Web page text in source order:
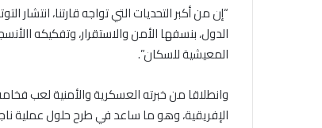
“إن من أكبر التحديات التي تواجه قارتنا، انتشار
الدول، بنسفها الأمن والاستقرار، وتفكيكه
المعيشية للسكان”.
وانطلاقا من خبرته العسكرية والأمنية لعب
الإفريقية، وهو ما ساعد في طرح حلول عملية